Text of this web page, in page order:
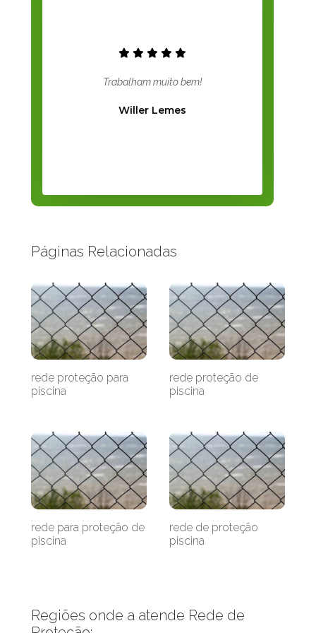
Trabalham muito bem!
Willer Lemes
Páginas Relacionadas
rede proteção para
piscina
rede proteção de
piscina
rede para proteção de
piscina
rede de proteção
piscina
Regiões onde a atende Rede de